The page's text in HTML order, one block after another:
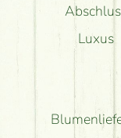
Luxus